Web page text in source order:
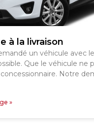
à la livraison
un véhicule avec
Que le véhicule ne
Notre
»